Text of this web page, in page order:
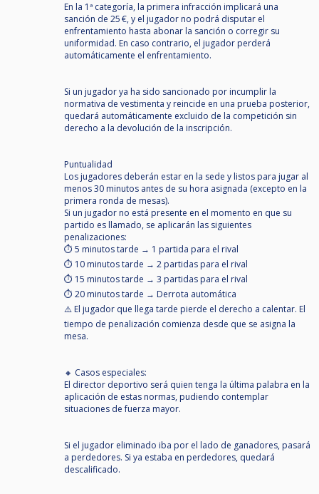
En la 1ª categoría, la primera infracción implicará una
sanción de 25 €, y el jugador no podrá disputar el
enfrentamiento hasta abonar la sanción o corregir su
uniformidad. En caso contrario, el jugador perderá
automáticamente el enfrentamiento.
Si un jugador ya ha sido sancionado por incumplir la
normativa de vestimenta y reincide en una prueba posterior,
quedará automáticamente excluido de la competición sin
derecho a la devolución de la inscripción.
Puntualidad
Los jugadores deberán estar en la sede y listos para jugar al
menos 30 minutos antes de su hora asignada (excepto en la
primera ronda de mesas).
Si un jugador no está presente en el momento en que su
partido es llamado, se aplicarán las siguientes
penalizaciones:
⏱️ 5 minutos tarde → 1 partida para el rival
⏱️ 10 minutos tarde → 2 partidas para el rival
⏱️ 15 minutos tarde → 3 partidas para el rival
⏱️ 20 minutos tarde → Derrota automática
⚠️ El jugador que llega tarde pierde el derecho a calentar. El
tiempo de penalización comienza desde que se asigna la
mesa.
🔸 Casos especiales:
El director deportivo será quien tenga la última palabra en la
aplicación de estas normas, pudiendo contemplar
situaciones de fuerza mayor.
Si el jugador eliminado iba por el lado de ganadores, pasará
a perdedores. Si ya estaba en perdedores, quedará
descalificado.